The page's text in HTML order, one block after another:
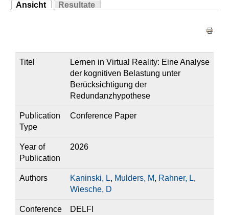
Sie sind hier
Ansicht
(aktiver Reiter)
Resultate
Titel
Lernen in Virtual Reality: Eine Analyse
der kognitiven Belastung unter
Berücksichtigung der
Redundanzhypothese
Publication
Type
Conference Paper
Year of
Publication
2026
Authors Kaninski, L, Mulders, M, Rahner, L,
Wiesche, D
Conference
DELFI